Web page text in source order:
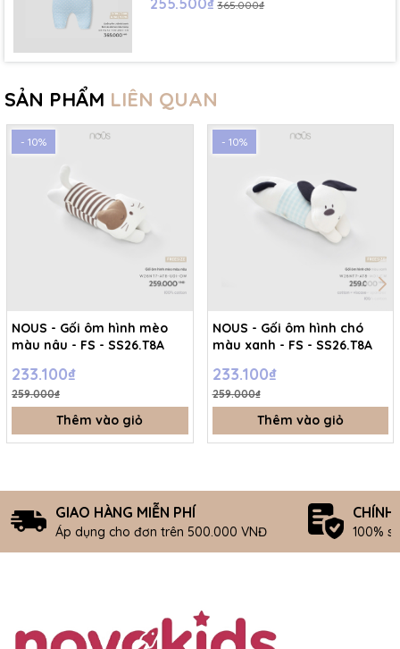
365.000₫
SẢN PHẨM LIÊN QUAN
- 10%
NOUS - Gối ôm hình mèo
màu nâu - FS - SS26.T8A
233.100₫
259.000₫
Thêm vào giỏ
- 10%
NOUS - Gối ôm hình chó
màu xanh - FS - SS26.T8A
233.100₫
259.000₫
Thêm vào giỏ
GIAO HÀNG MIỄN PHÍ
Áp dụng cho đơn trên 500.000 VNĐ
CHÍNH
100%